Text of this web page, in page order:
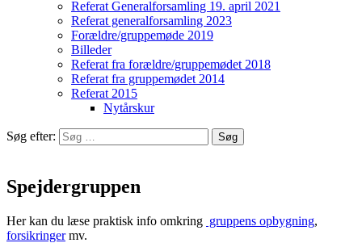
Referat Generalforsamling 19. april 2021
Referat generalforsamling 2023
Forældre/gruppemøde 2019
Billeder
Referat fra forældre/gruppemødet 2018
Referat fra gruppemødet 2014
Referat 2015
Nytårskur
Søg efter:
Spejdergruppen
Her kan du læse praktisk info omkring gruppens opbygning,
forsikringermv.